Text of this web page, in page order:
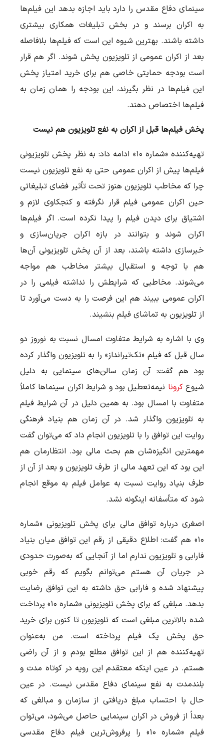
سینمای دفاع مقدس را دارد باید اجازه بدهد این فیلم‌ها
به اکران برسند و در بخش تبلیغات همکاری بیشتری
داشته باشند. بهترین شیوه این است که فیلم‌ها بلافاصله
بعد از اکران عمومی از تلویزیون پخش شوند. اگر هم قرار
است بودجه حمایتی خاصی هم برای خرید امتیاز پخش
این فیلم‌ها در نظر بگیرند، این بودجه را همان زمان به
فیلم‌ها اختصاص دهند.
پخش فیلم‌ها قبل از اکران به نفع تلویزیون هم نیست
تهیه‌کننده «شماره ۱۰» ادامه داد: به نظر پخش تلویزیونی
فیلم‌ها پیش از اکران عمومی حتی به نفع تلویزیون نیست
چرا که مخاطب تلویزیون هنوز تحت تأثیر فضای تبلیغاتی
حین اکران عمومی فیلم قرار نگرفته و کنجکاوی لازم و
اشتیاق برای دیدن فیلم را پیدا نکرده است. اگر فیلم‌ها
اکران شوند و بتوانند در بازه اکران جریان‌سازی و
خبرسازی داشته باشند، بعد از آن پخش تلویزیونی آن‌ها
هم با توجه و استقبال بیشتر مخاطب هم مواجه
می‌شوند. مخاطبی که شرایطش را نداشته فیلمی را در
اکران عمومی ببیند هم این فرصت را به دست می‌آورد تا
از تلویزیون به تماشای فیلم بنشیند.
وی با اشاره به شرایط متفاوت امسال نسبت به نوروز دو
سال قبل که فیلم «تک‌تیرانداز» را به تلویزیون واگذار کرده
بود هم گفت: آن زمان سالن‌های سینمایی به دلیل
شیوعکرونا نیمه‌تعطیل بود و شرایط اکران سینماها کاملاً
متفاوت با امسال بود. به همین دلیل در آن شرایط فیلم
به تلویزیون واگذار شد. در آن زمان هم بنیاد فرهنگی
روایت این توافق را با تلویزیون انجام داد که می‌توان گفت
مهمترین انگیزه‌شان هم بحث مالی بود. انتظارمان هم
این بود که این تعهد مالی از طرف تلویزیون و بعد از آن از
طرف بنیاد روایت نسبت به عوامل فیلم به موقع انجام
شود که متأسفانه اینگونه نشد.
اصغری درباره توافق مالی برای پخش تلویزیونی «شماره
۱۰» هم گفت: اطلاع دقیقی از رقم این توافق میان بنیاد
فارابی و تلویزیون ندارم اما از آنجایی که به‌صورت حدودی
در جریان آن هستم می‌توانم بگویم که رقم خوبی
پیشنهاد شده و فارابی حق داشته به این توافق رضایت
بدهد. مبلغی که برای پخش تلویزیونی «شماره ۱۰» پرداخت
شده بالاترین مبلغی است که تلویزیون تا کنون برای خرید
حق پخش یک فیلم پرداخته است. من به‌عنوان
تهیه‌کننده هم از این توافق مطلع بودم و از آن راضی
هستم. در عین اینکه معتقدم این رویه در کوتاه مدت و
بلندمدت به نفع سینمای دفاع مقدس نیست. در عین
حال با احتساب مبلغ دریافتی از سازمان و مبالغی که
بعداً از فروش در اکران سینمایی حاصل می‌شود، می‌توان
فیلم «شماره ۱۰» را پرفروش‌ترین فیلم دفاع مقدسی